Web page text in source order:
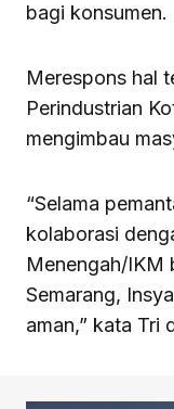
bagi konsumen.
Merespons hal
Perindustrian
mengimbau
“Selama
kolaborasi
Menengah/IKM
Semarang,
aman,” kata Tri